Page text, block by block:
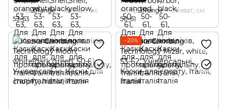
Колір orange
Обхват, см
53-63
Колір orange
Обхват, см
50-61
−20%